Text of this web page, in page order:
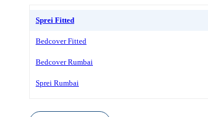
Sprei Fitted
Bedcover Fitted
Bedcover Rumbai
Sprei Rumbai